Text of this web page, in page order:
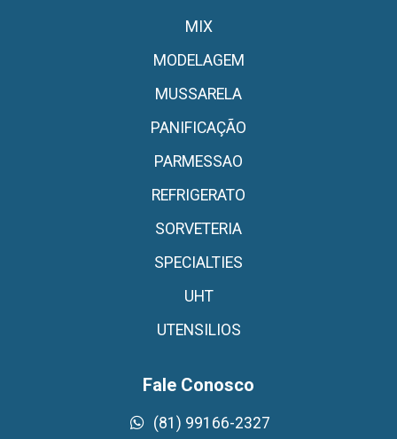
MIX
MODELAGEM
MUSSARELA
PANIFICAÇÃO
PARMESSAO
REFRIGERATO
SORVETERIA
SPECIALTIES
UHT
UTENSILIOS
Fale Conosco
(81) 99166-2327